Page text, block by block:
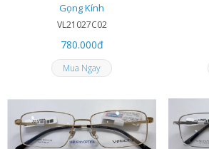
Gọng Kính
VL21027C02
780.000đ
Mua Ngay